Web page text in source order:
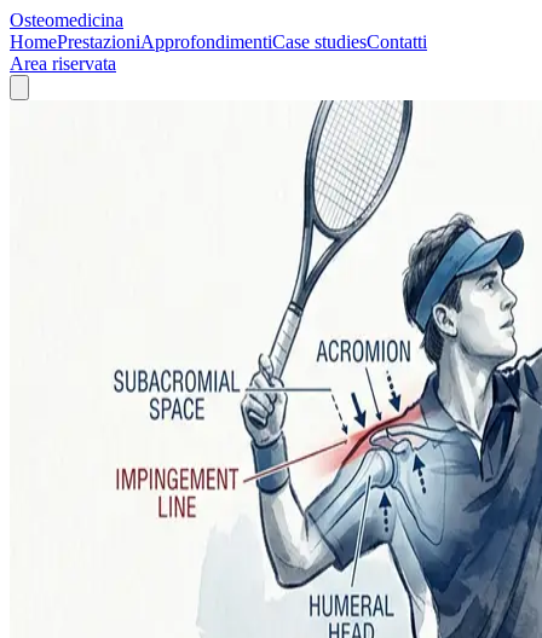
Osteomedicina
HomePrestazioniApprofondimentiCase studiesContatti
Area riservata